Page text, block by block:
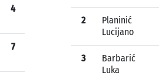
4
7
2
Planinić
Lucijano
3
Barbarić
Luka